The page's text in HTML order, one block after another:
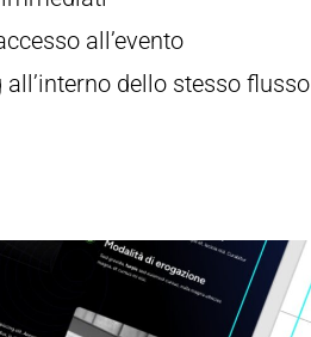
all’evento
dello stesso flusso